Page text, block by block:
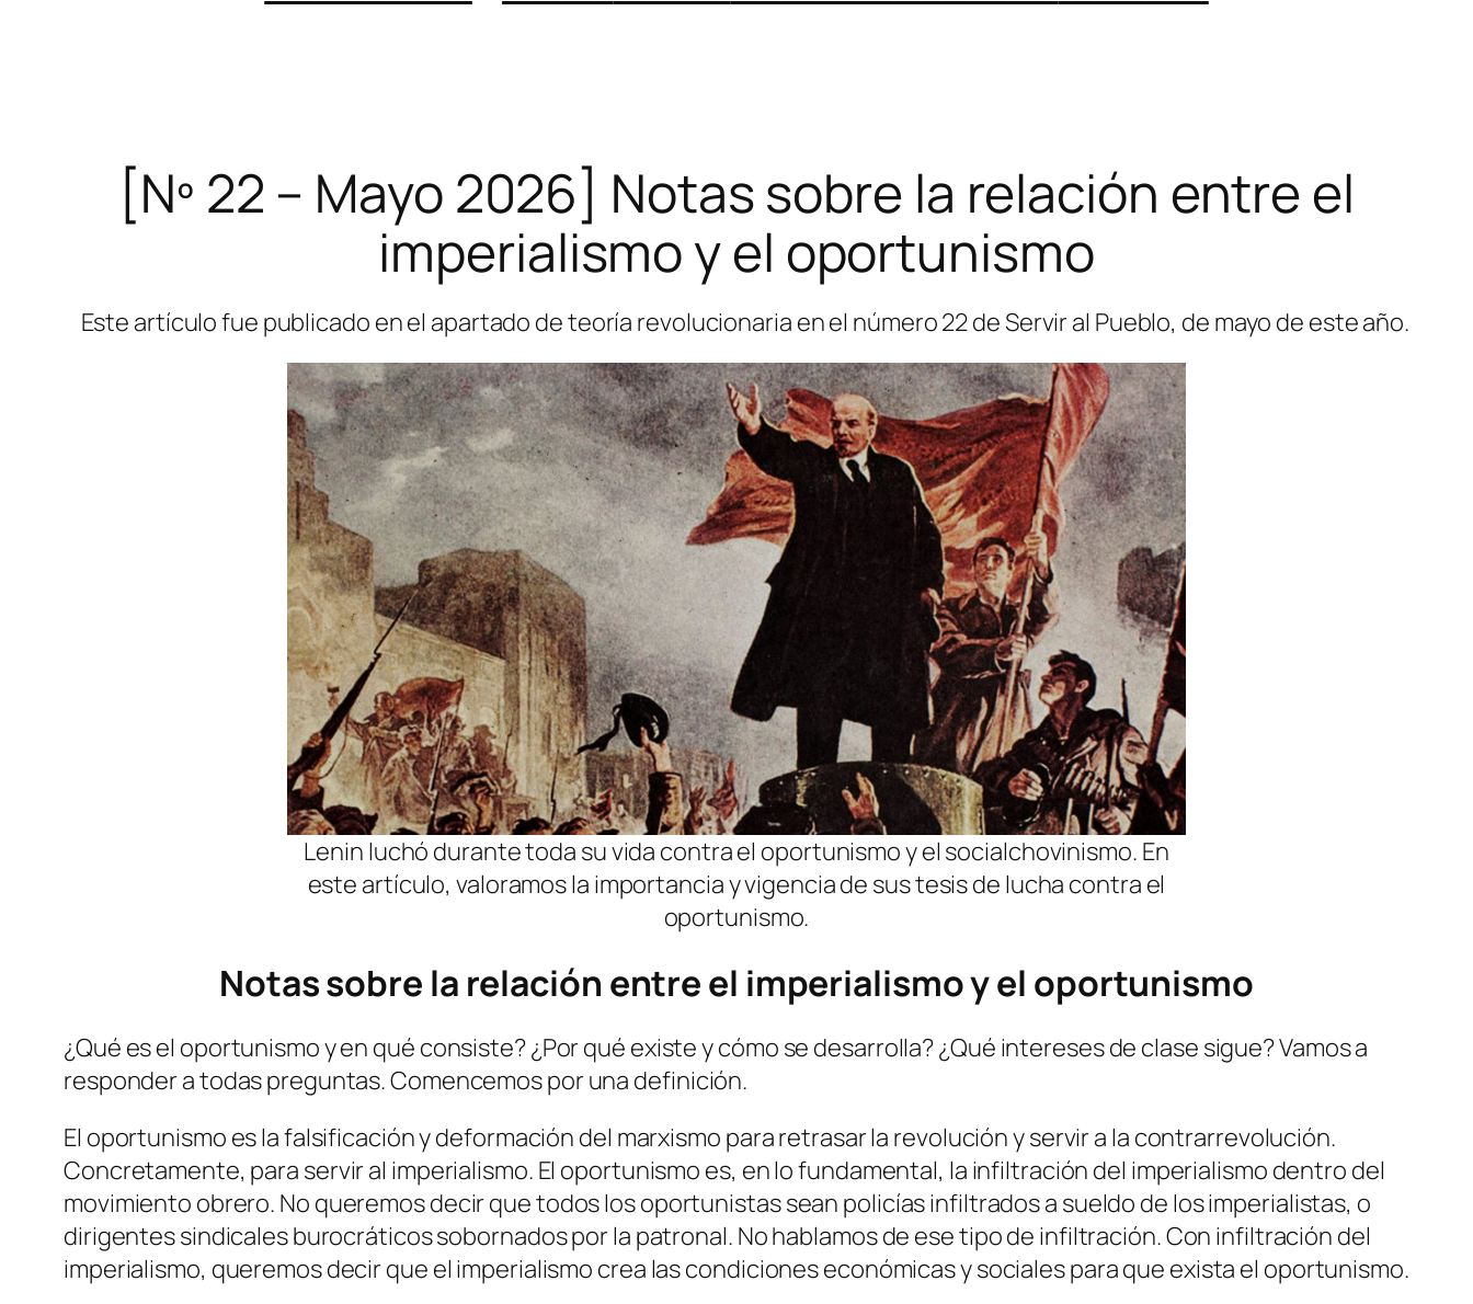
[Nº 22 – Mayo 2026] Notas sobre la relación entre el
imperialismo y el oportunismo
Este artículo fue publicado en el apartado de teoría revolucionaria en el número 22 de Servir al Pueblo, de mayo de este año.
Lenin luchó durante toda su vida contra el oportunismo y el socialchovinismo. En
este artículo, valoramos la importancia y vigencia de sus tesis de lucha contra el
oportunismo.
Notas sobre la relación entre el imperialismo y el oportunismo
¿Qué es el oportunismo y en qué consiste? ¿Por qué existe y cómo se desarrolla? ¿Qué intereses de clase sigue? Vamos a
responder a todas preguntas. Comencemos por una definición.
El oportunismo es la falsificación y deformación del marxismo para retrasar la revolución y servir a la contrarrevolución.
Concretamente, para servir al imperialismo. El oportunismo es, en lo fundamental, la infiltración del imperialismo dentro del
movimiento obrero. No queremos decir que todos los oportunistas sean policías infiltrados a sueldo de los imperialistas, o
dirigentes sindicales burocráticos sobornados por la patronal. No hablamos de ese tipo de infiltración. Con infiltración del
imperialismo, queremos decir que el imperialismo crea las condiciones económicas y sociales para que exista el oportunismo.